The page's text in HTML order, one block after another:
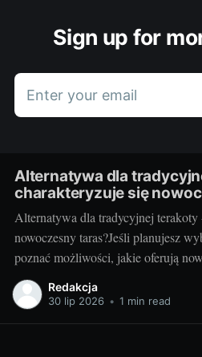
Sign up for
Enter your email
Alternatywa dla
charakteryzuje się
Alternatywa dla tradycyjnej terakoty
nowoczesny taras?Jeśli planujesz
poznać możliwości, jakie oferują
Można przecież zdecydować się na
tradycyjną terakotę. Ale jak wygląda
Redakcja
30 lip 2026 • 1 min read